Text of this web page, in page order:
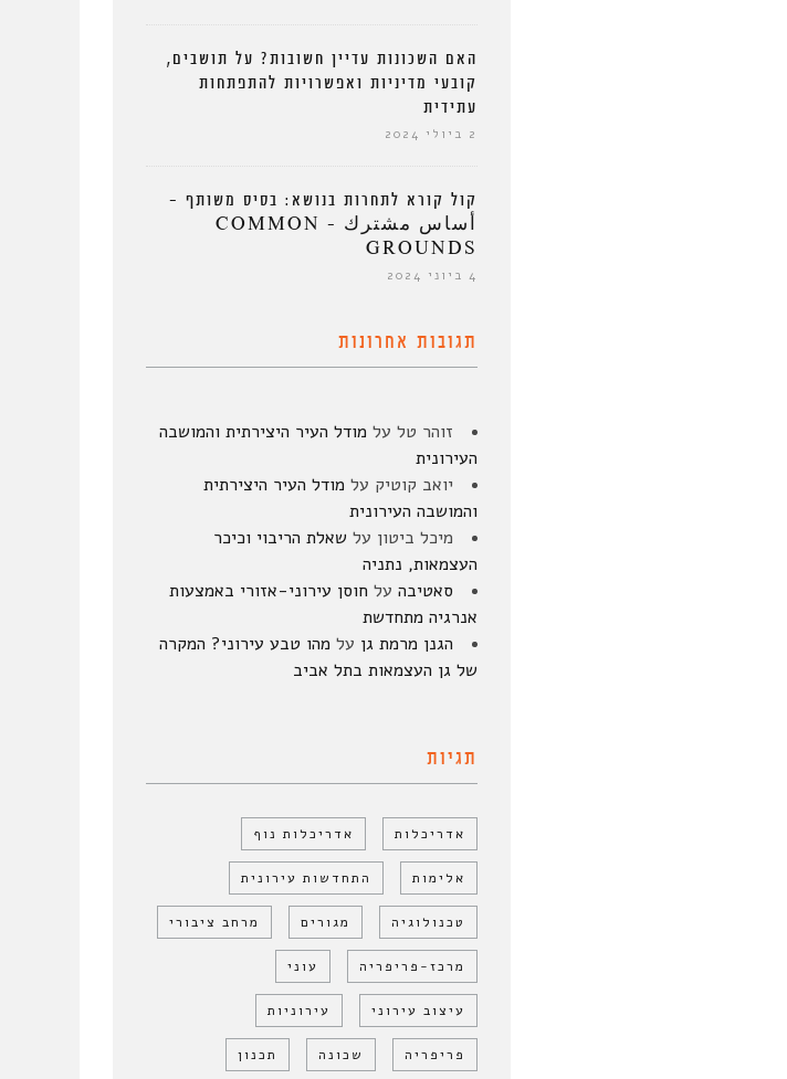
האם השכונות עדיין חשובות? על תושבים,
קובעי מדיניות ואפשרויות להתפתחות
עתידית
2 ביולי 2024
קול קורא לתחרות בנושא: בסיס משותף –
أساس مشترك – COMMON
GROUNDS
4 ביוני 2024
תגובות אחרונות
זוהר טל על מודל העיר היצירתית והמושבה
העירונית
יואב קוטיק על מודל העיר היצירתית
והמושבה העירונית
מיכל ביטון על שאלת הריבוי וכיכר
העצמאות, נתניה
סאטיבה על חוסן עירוני-אזורי באמצעות
אנרגיה מתחדשת
הגנן מרמת גן על מהו טבע עירוני? המקרה
של גן העצמאות בתל אביב
תגיות
אדריכלות אדריכלות נוף
אלימות התחדשות עירונית
טכנולוגיה מגורים מרחב ציבורי
מרכז-פריפריה עוני
עיצוב עירוני עירוניות
פריפריה שכונה תכנון